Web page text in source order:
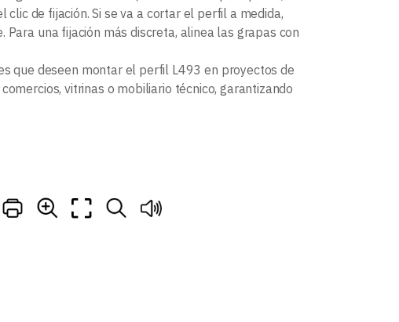
de fijación. Si se va a cortar el perfil a medida,
una fijación más discreta, alinea las grapas con
que deseen montar el perfil L493 en proyectos de
vitrinas o mobiliario técnico, garantizando